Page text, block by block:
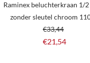
Raminex beluchterkraan 1/
zonder sleutel chroom
€33,44
€21,54